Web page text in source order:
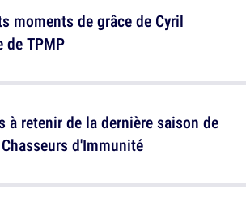
moments de grâce de Cyril
de TPMP
à retenir de la dernière saison de
d'Immunité